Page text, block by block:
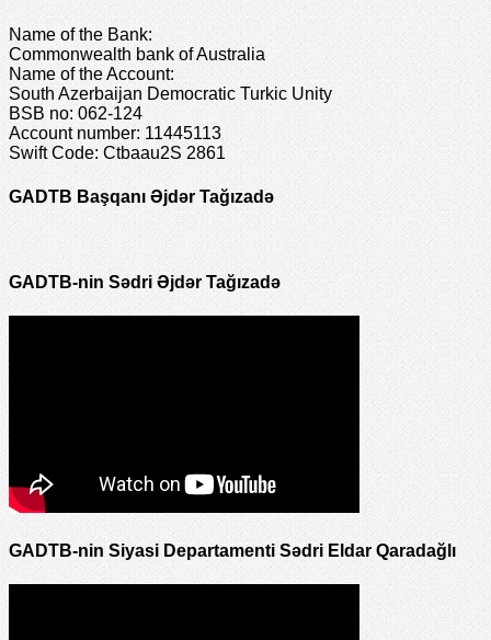
Name of the Bank:
Commonwealth bank of Australia
Name of the Account:
South Azerbaijan Democratic Turkic Unity
BSB no: 062-124
Account number: 11445113
Swift Code: Ctbaau2S 2861
GADTB Başqanı Əjdər Tağızadə
GADTB-nin Sədri Əjdər Tağızadə
GADTB-nin Siyasi Departamenti Sədri Eldar Qaradağlı